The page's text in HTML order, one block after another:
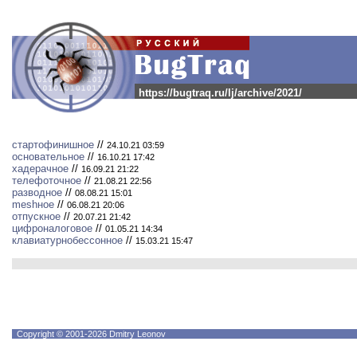
https://bugtraq.ru/lj/archive/2021/
стартофинишное // 24.10.21 03:59
основательное // 16.10.21 17:42
хадерачное // 16.09.21 21:22
телефоточное // 21.08.21 22:56
разводное // 08.08.21 15:01
meshное // 06.08.21 20:06
отпускное // 20.07.21 21:42
цифроналоговое // 01.05.21 14:34
клавиатурнобессонное // 15.03.21 15:47
Copyright © 2001-2026 Dmitry Leonov